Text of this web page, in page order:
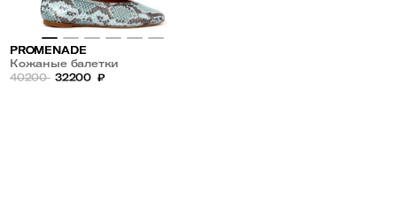
PROMENADE
Кожаные балетки
40200 32200 ₽